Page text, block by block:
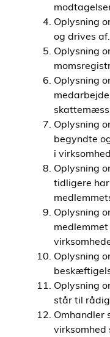
Oplysning
og drives af.
Oplysning
Oplysning
Oplysning
begyndte
i
Oplysning
tidligere
Oplysning
Oplysning
Oplysning
står til
Omhandler